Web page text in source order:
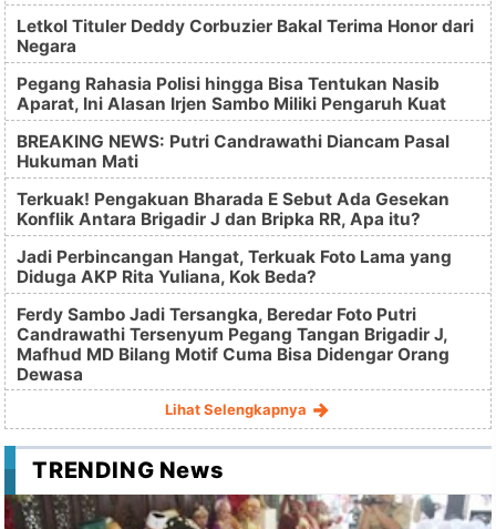
Letkol Tituler Deddy Corbuzier Bakal Terima Honor dari
Negara
Pegang Rahasia Polisi hingga Bisa Tentukan Nasib
Aparat, Ini Alasan Irjen Sambo Miliki Pengaruh Kuat
BREAKING NEWS: Putri Candrawathi Diancam Pasal
Hukuman Mati
Terkuak! Pengakuan Bharada E Sebut Ada Gesekan
Konflik Antara Brigadir J dan Bripka RR, Apa itu?
Jadi Perbincangan Hangat, Terkuak Foto Lama yang
Diduga AKP Rita Yuliana, Kok Beda?
Ferdy Sambo Jadi Tersangka, Beredar Foto Putri
Candrawathi Tersenyum Pegang Tangan Brigadir J,
Mafhud MD Bilang Motif Cuma Bisa Didengar Orang
Dewasa
Lihat Selengkapnya
TRENDING News